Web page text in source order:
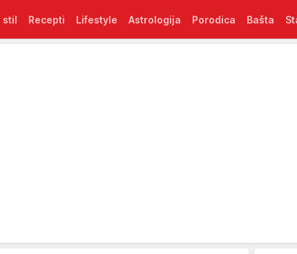
stil Recepti Lifestyle Astrologija Porodica Bašta